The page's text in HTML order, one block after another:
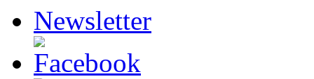
Newsletter